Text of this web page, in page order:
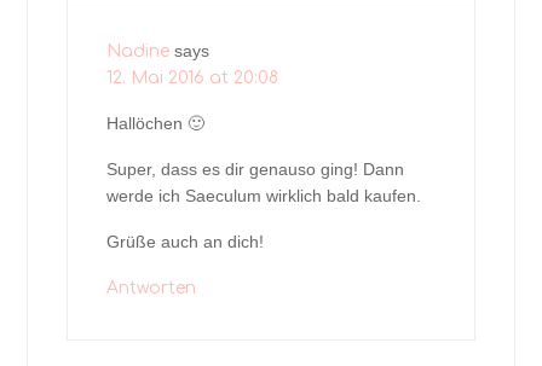
Nadine says
12. Mai 2016 at 20:08
Hallöchen 🙂
Super, dass es dir genauso ging! Dann
werde ich Saeculum wirklich bald kaufen.
Grüße auch an dich!
Antworten